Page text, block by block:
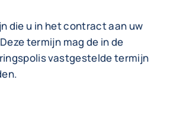
die u in het contract aan uw
termijn mag de in de
vastgestelde termijn